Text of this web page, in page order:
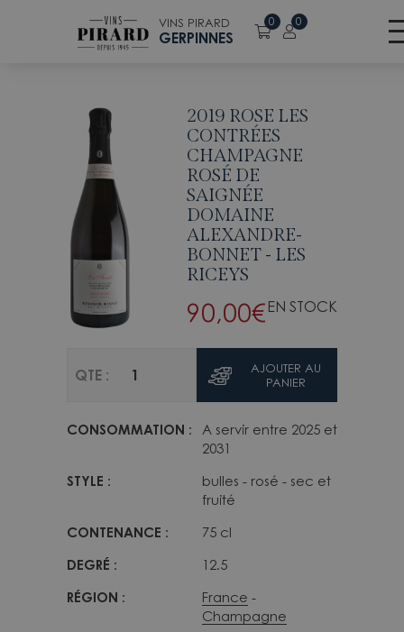
VINS PIRARD
GERPINNES
0 0
Retour à la liste des vins
2019 ROSE LES
CONTRÉES
CHAMPAGNE
ROSÉ DE
SAIGNÉE
DOMAINE
ALEXANDRE-
BONNET - LES
RICEYS
90,00€ EN STOCK
QTE :
AJOUTER AU
PANIER
CONSOMMATION :
A servir entre 2025 et
2031
STYLE :
bulles - rosé - sec et
fruité
CONTENANCE : 75 cl
DEGRÉ : 12.5
RÉGION :
France
Champagne